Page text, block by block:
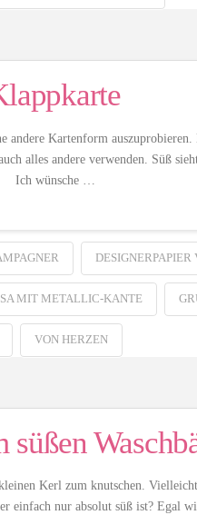
andere Kartenform
alles andere verwenden. Süß
Ich wünsche …
DESIGNERPAPIER
MIT METALLIC-KANTE
VON HERZEN
süßen
Kerl zum knutschen.
einfach nur absolut süß ist? Egal